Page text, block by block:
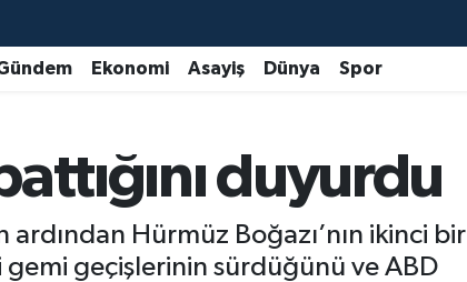
Ekonomi Asayiş Dünya Spor
duyurdu
ardından Hürmüz Boğazı’nın ikinci bir
gemi geçişlerinin sürdüğünü ve ABD